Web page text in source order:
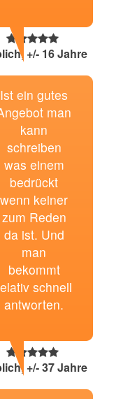
+/- 16 Jahre
Ist ein gutes
man
kann
schreiben
was einem
bedrückt
wenn keiner
zum Reden
da ist. Und
man
bekommt
schnell
antworten.
+/- 37 Jahre